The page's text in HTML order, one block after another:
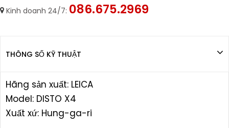
Kinh doanh 24/7: 086.675.2969
THÔNG SỐ KỸ THUẬT
Hãng sản xuất: LEICA
Model: DISTO X4
Xuất xứ: Hung-ga-ri